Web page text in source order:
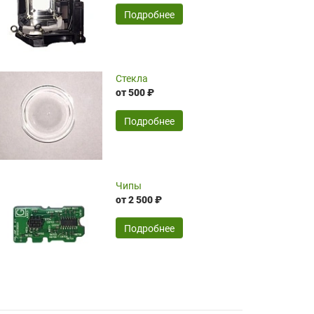
временные затраты по достаточно
оптимизированной стоимости, чему
чрезмерно благодарны!)))
SERGEY FOURSOV,24.04.2026
широкий ассортимент ламп, как оригиналов,
так и аналогов.Быстрое оформление и
передача в доставку, приемлемые цены. Мне
понравилось.
Читать полностью
16.04.2026
Подробнее
Стекла
от 500 ₽
Подробнее
Чипы
от 2 500 ₽
Подробнее